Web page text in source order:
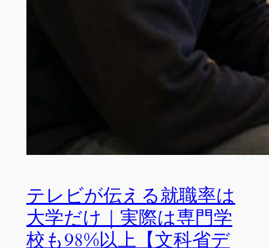
テレビが伝える就職率は
大学だけ｜実際は専門学
校も98%以上【文科省デ